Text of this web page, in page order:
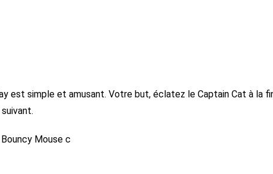
est simple et amusant. Votre but, éclatez le Captain Cat à la